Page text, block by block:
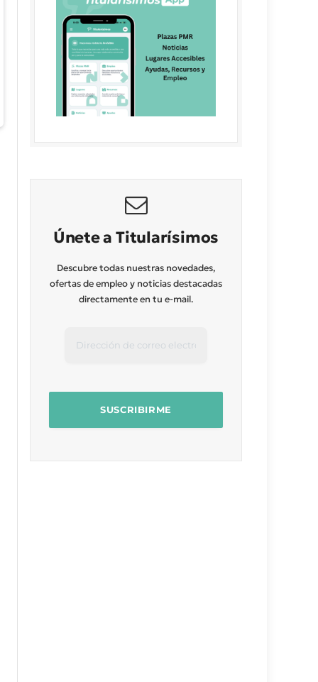
Únete a Titularísimos
Descubre todas nuestras novedades,
ofertas de empleo y noticias destacadas
directamente en tu e-mail.